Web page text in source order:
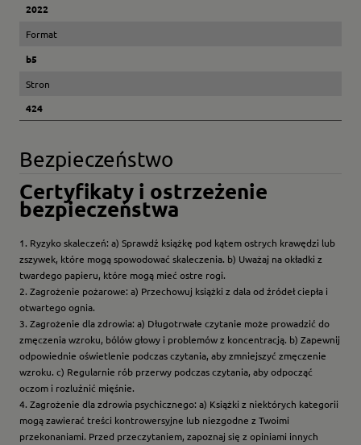
2022
Format
b5
Stron
424
Bezpieczeństwo
Certyfikaty i ostrzeżenie
bezpieczeństwa
1. Ryzyko skaleczeń: a) Sprawdź książkę pod kątem ostrych krawędzi lub
zszywek, które mogą spowodować skaleczenia. b) Uważaj na okładki z
twardego papieru, które mogą mieć ostre rogi.
2. Zagrożenie pożarowe: a) Przechowuj książki z dala od źródeł ciepła i
otwartego ognia.
3. Zagrożenie dla zdrowia: a) Długotrwałe czytanie może prowadzić do
zmęczenia wzroku, bólów głowy i problemów z koncentracją. b) Zapewnij
odpowiednie oświetlenie podczas czytania, aby zmniejszyć zmęczenie
wzroku. c) Regularnie rób przerwy podczas czytania, aby odpocząć
oczom i rozluźnić mięśnie.
4. Zagrożenie dla zdrowia psychicznego: a) Książki z niektórych kategorii
mogą zawierać treści kontrowersyjne lub niezgodne z Twoimi
przekonaniami. Przed przeczytaniem, zapoznaj się z opiniami innych